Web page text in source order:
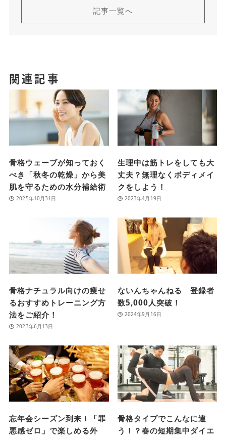
記事一覧へ
関連記事
骨格ウェーブが知っておく
べき「秋冬の乾燥」から美
肌を守るための水分補給術
2025年10月31日
生理中は筋トレをしても大
丈夫？無理なくボディメイ
クをしよう！
2023年4月19日
骨格ナチュラル向けの痩せ
るおすすめトレーニング方
法をご紹介！
2023年6月13日
ないんちゃんねる 登録者
数5,000人突破！
2024年9月16日
忘年会シーズン到来！「罪
悪感ゼロ」で楽しめる外
骨格タイプでこんなに違
う！？春の短期集中ダイエ